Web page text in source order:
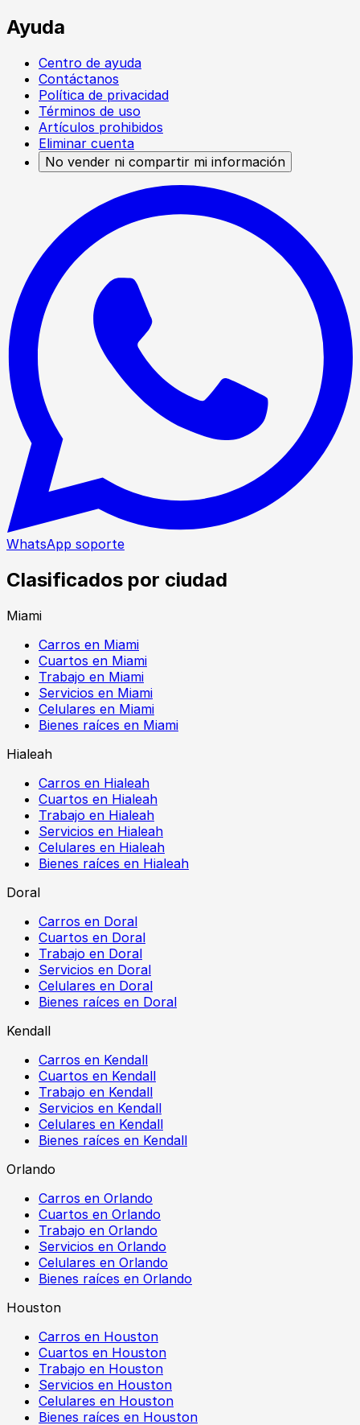
Ayuda
Centro de ayuda
Contáctanos
Política de privacidad
Términos de uso
Artículos prohibidos
Eliminar cuenta
No vender ni compartir mi información
WhatsApp soporte
Clasificados por ciudad
Miami
Carros en Miami
Cuartos en Miami
Trabajo en Miami
Servicios en Miami
Celulares en Miami
Bienes raíces en Miami
Hialeah
Carros en Hialeah
Cuartos en Hialeah
Trabajo en Hialeah
Servicios en Hialeah
Celulares en Hialeah
Bienes raíces en Hialeah
Doral
Carros en Doral
Cuartos en Doral
Trabajo en Doral
Servicios en Doral
Celulares en Doral
Bienes raíces en Doral
Kendall
Carros en Kendall
Cuartos en Kendall
Trabajo en Kendall
Servicios en Kendall
Celulares en Kendall
Bienes raíces en Kendall
Orlando
Carros en Orlando
Cuartos en Orlando
Trabajo en Orlando
Servicios en Orlando
Celulares en Orlando
Bienes raíces en Orlando
Houston
Carros en Houston
Cuartos en Houston
Trabajo en Houston
Servicios en Houston
Celulares en Houston
Bienes raíces en Houston